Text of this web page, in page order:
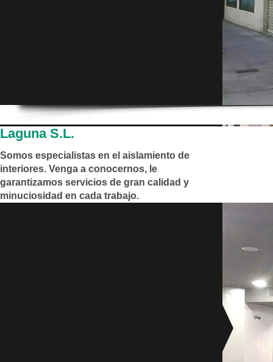
Laguna S.L.
Somos especialistas en el aislamiento de
interiores. Venga a conocernos, le
garantizamos servicios de gran calidad y
minuciosidad en cada trabajo.